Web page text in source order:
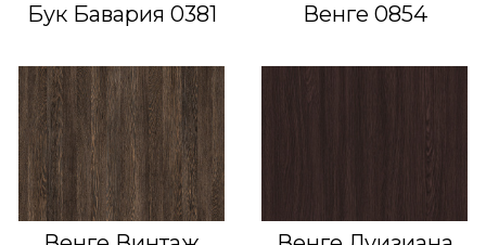
Бук Бавария 0381 Венге 0854